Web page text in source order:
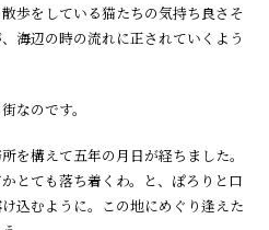
歩をしている猫たちの気持ち良さそ
海辺の時の流れに正されていくよう
なのです。
を構えて五年の月日が経ちました。
とても落ち着くわ。と、ぽろりと口
込むように。この地にめぐり逢えた